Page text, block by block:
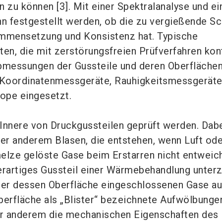
zu können [3]. Mit einer Spektralanalyse und
festgestellt werden, ob die zu vergießende
und Konsistenz hat. Typische
die mit zerstörungsfreien Prüfverfahren
der Gussteile und deren
eingesetzt.
von Druckgussteilen geprüft werden.
anderem Blasen, die entstehen, wenn Luft
gelöste Gase beim Erstarren nicht
Gussteil einer Wärmebehandlung
dessen Oberfläche eingeschlossenen Gase
als „Blister“ bezeichnete
anderem die mechanischen Eigenschaften des